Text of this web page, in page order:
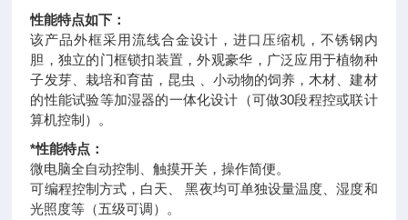
性能特点如下：
该产品外框采用流线合金设计，进口压缩机，不锈钢内
胆，独立的门框锁扣装置，外观豪华，广泛应用于植物种
子发芽、栽培和育苗，昆虫 、小动物的饲养，木材、建材
的性能试验等加湿器的一体化设计（可做30段程控或联计
算机控制）。
*性能特点：
微电脑全自动控制、触摸开关，操作简便。
可编程控制方式，白天、 黑夜均可单独设量温度、湿度和
光照度等（五级可调）。